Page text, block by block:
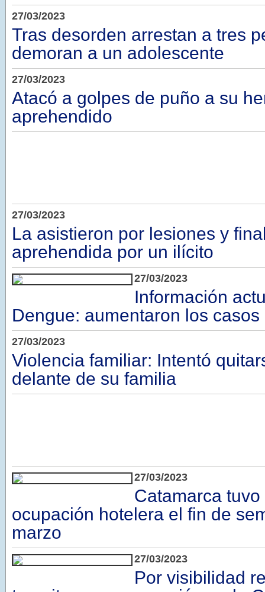
27/03/2023
Tras desorden arrestan a tres
demoran a un adolescente
27/03/2023
Atacó a golpes de puño a su
aprehendido
27/03/2023
La asistieron por lesiones y
aprehendida por un ilícito
27/03/2023
Información
Dengue: aumentaron los casos
27/03/2023
Violencia familiar: Intentó
delante de su familia
27/03/2023
Catamarca
ocupación hotelera el fin de
marzo
27/03/2023
Por visibilidad